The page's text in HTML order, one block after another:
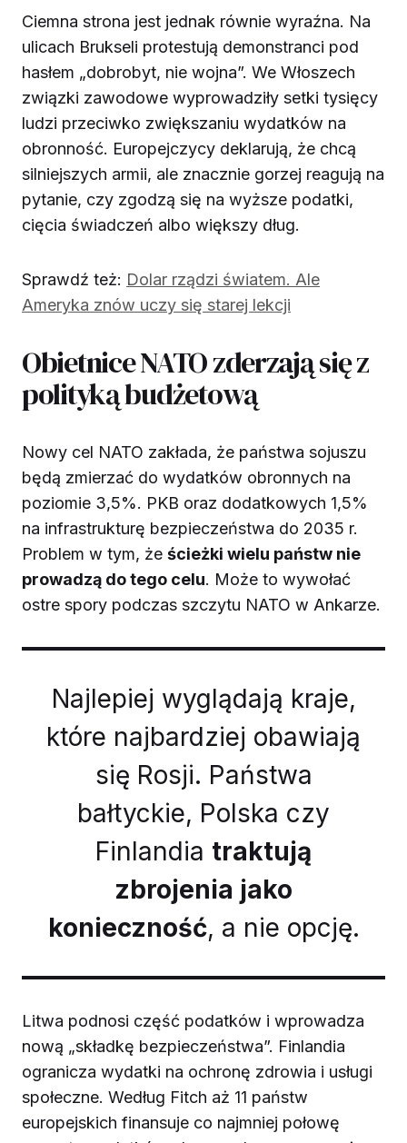
Ciemna strona jest jednak równie wyraźna. Na
ulicach Brukseli protestują demonstranci pod
hasłem „dobrobyt, nie wojna”. We Włoszech
związki zawodowe wyprowadziły setki tysięcy
ludzi przeciwko zwiększaniu wydatków na
obronność. Europejczycy deklarują, że chcą
silniejszych armii, ale znacznie gorzej reagują na
pytanie, czy zgodzą się na wyższe podatki,
cięcia świadczeń albo większy dług.
Sprawdź też: Dolar rządzi światem. Ale
Ameryka znów uczy się starej lekcji
Obietnice NATO zderzają się z
polityką budżetową
Nowy cel NATO zakłada, że państwa sojuszu
będą zmierzać do wydatków obronnych na
poziomie 3,5%. PKB oraz dodatkowych 1,5%
na infrastrukturę bezpieczeństwa do 2035 r.
Problem w tym, że ścieżki wielu państw nie
prowadzą do tego celu. Może to wywołać
ostre spory podczas szczytu NATO w Ankarze.
Najlepiej wyglądają kraje,
które najbardziej obawiają
się Rosji. Państwa
bałtyckie, Polska czy
Finlandia traktują
zbrojenia jako
konieczność, a nie opcję.
Litwa podnosi część podatków i wprowadza
nową „składkę bezpieczeństwa”. Finlandia
ogranicza wydatki na ochronę zdrowia i usługi
społeczne. Według Fitch aż 11 państw
europejskich finansuje co najmniej połowę